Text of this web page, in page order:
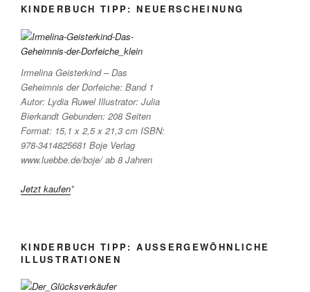
KINDERBUCH TIPP: NEUERSCHEINUNG
Irmelina Geisterkind – Das
Geheimnis der Dorfeiche: Band 1
Autor: Lydia Ruwel Illustrator: Julia
Bierkandt Gebunden: 208 Seiten
Format: 15,1 x 2,5 x 21,3 cm ISBN:
978-3414825681 Boje Verlag
www.luebbe.de/boje/ ab 8 Jahren
Jetzt kaufen*
KINDERBUCH TIPP: AUSSERGEWÖHNLICHE I
LLUSTRATIONEN